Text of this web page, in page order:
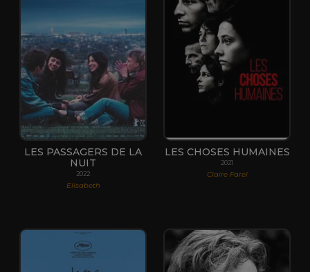
LES PASSAGERS DE LA
NUIT
2022
Elisabeth
LES CHOSES HUMAINES
2021
Claire Farel